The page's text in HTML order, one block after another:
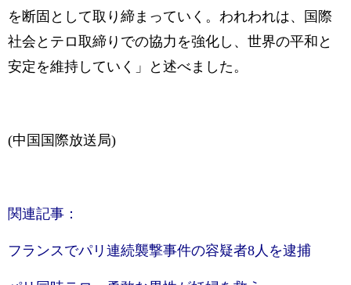
を断固として取り締まっていく。われわれは、国際
社会とテロ取締りでの協力を強化し、世界の平和と
安定を維持していく」と述べました。
(中国国際放送局)
関連記事：
フランスでパリ連続襲撃事件の容疑者8人を逮捕